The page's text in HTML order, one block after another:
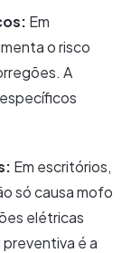
Em
o risco
A
Em escritórios,
só causa mofo
elétricas
é a